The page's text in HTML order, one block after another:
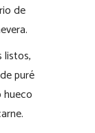
de
listos,
puré
hueco